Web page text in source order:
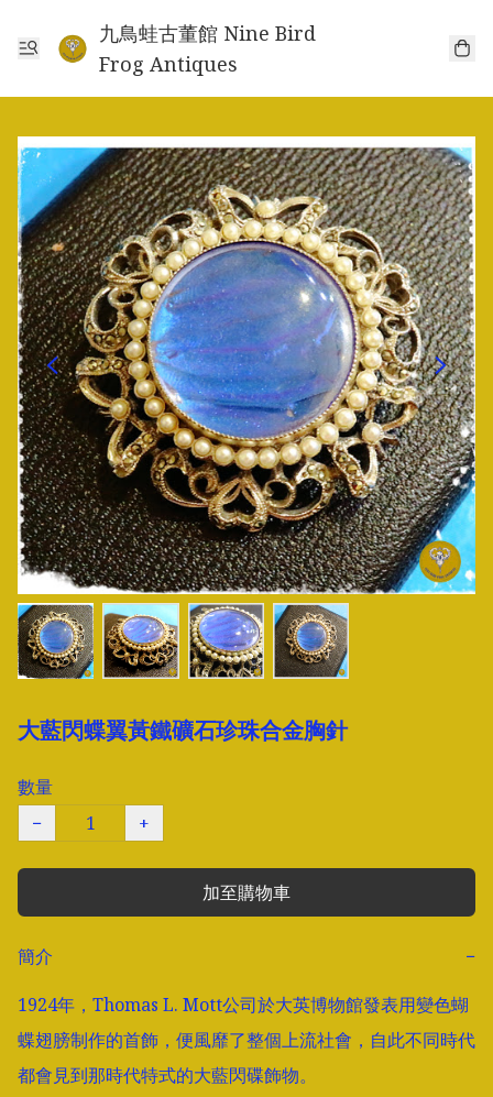
九鳥蛙古董館 Nine Bird
Frog Antiques
大藍閃蝶翼黃鐵礦石珍珠合金胸針
數量
−
+
加至購物車
簡介
−
1924年，Thomas L. Mott公司於大英博物館發表用變色蝴
蝶翅膀制作的首飾，便風靡了整個上流社會，自此不同時代
都會見到那時代特式的大藍閃碟飾物。